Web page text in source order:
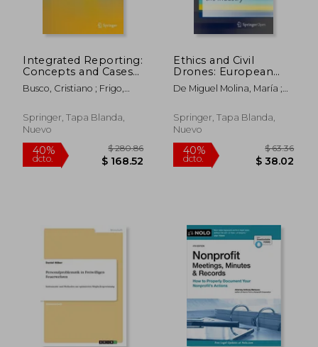
Integrated Reporting:
Concepts and Cases
That Redefine
Corporate
Inglés)
Busco, Cristiano ; Frigo,
Springer, Tapa Blanda,
Nuevo
40%
dcto. $ 168.52
Ethics and Civil
Drones: European
Policies and
Proposals for the
De Miguel Molina, María ;
Virginia
Springer, Tapa Blanda,
Nuevo
40%
dcto.